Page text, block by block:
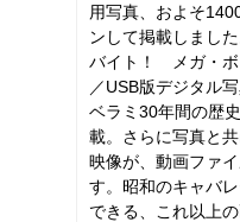
用写真、およそ
ンして掲載しまし
バイト！ メガ・ボ
／USB版デジタル写
ベラミ30年間の歴
載。さらに写真と
映像が、動画ファ
す。昭和のキャバ
できる、これ以上